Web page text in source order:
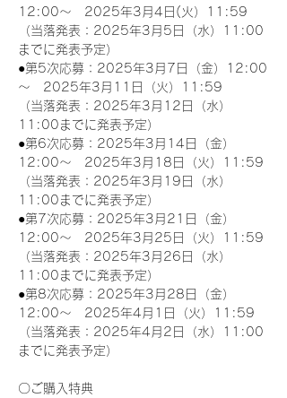
12:00～　2025年3月4日(火）11:59
（当落発表：2025年3月5日（水）11:00
までに発表予定）
●第5次応募：2025年3月7日（金）12:00
～　2025年3月11日（火）11:59
（当落発表：2025年3月12日（水）
11:00までに発表予定）
●第6次応募：2025年3月14日（金）
12:00～　2025年3月18日（火）11:59
（当落発表：2025年3月19日（水）
11:00までに発表予定）
●第7次応募：2025年3月21日（金）
12:00～　2025年3月25日（火）11:59
（当落発表：2025年3月26日（水）
11:00までに発表予定）
●第8次応募：2025年3月28日（金）
12:00～　2025年4月1日（火）11:59
（当落発表：2025年4月2日（水）11:00
までに発表予定）
〇ご購入特典